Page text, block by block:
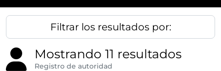
Filtrar los resultados por:
Mostrando 11 resultados
Registro de autoridad